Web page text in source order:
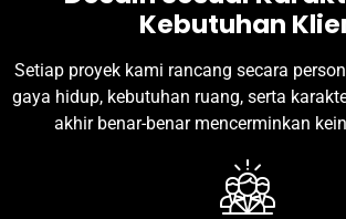
Kebutuhan
Setiap proyek kami rancang secara
gaya hidup, kebutuhan ruang, serta
akhir benar-benar mencerminkan